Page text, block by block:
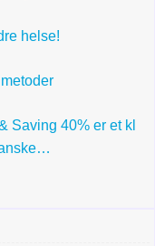
helse!
Saving 40% er et kl